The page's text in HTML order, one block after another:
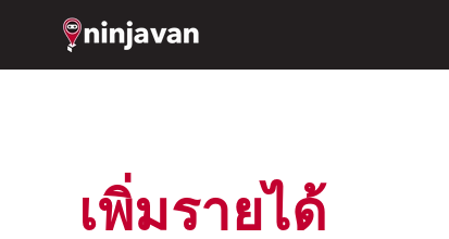
เพิ่มรายได้